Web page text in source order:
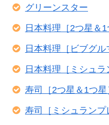
グリーンスター
日本料理［2つ星＆1
日本料理［ビブグル
日本料理［ミシュラ
寿司［2つ星＆1つ星
寿司［ミシュランプ